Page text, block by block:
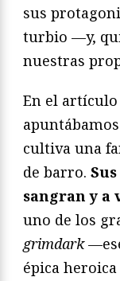
sus
turbio —y,
nuestras
En el artículo
cultiva una
de barro.
sangran y a
uno de los
grimdark
épica